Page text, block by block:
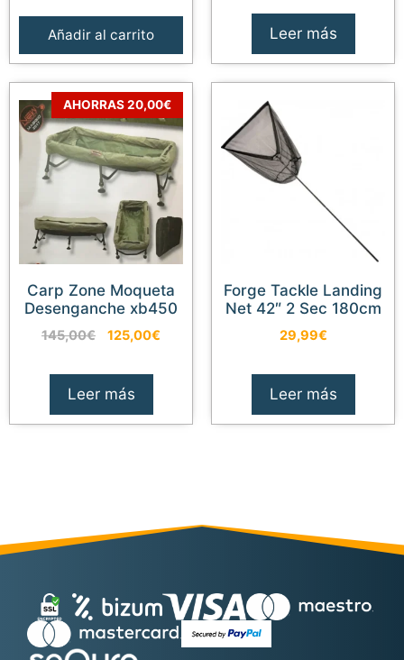
era:
Añadir al carrito Leer más
AHORRAS 20,00€
Carp Zone Moqueta
Desenganche xb450
145,00€
El
original
era:
125,00€
Leer más
Forge Tackle Landing
Net 42″ 2 Sec 180cm
29,99€
Leer más